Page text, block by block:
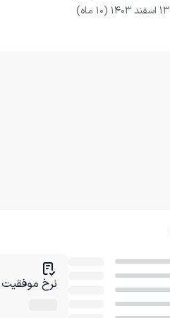
13 اسفند 1403 (10 ماه)
نرخ موفقیت